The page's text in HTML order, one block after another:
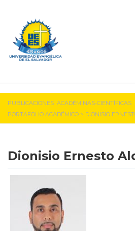
PUBLICACIONES ACADÉMINAS-
PORTAFOLIO ACADÉMICO > DIONISIO
Dionisio Ernesto